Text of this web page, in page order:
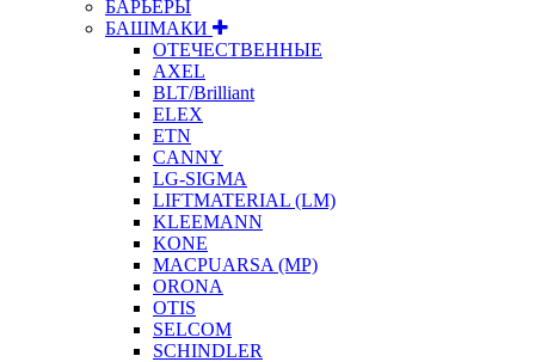
БАРЬЕРЫ
БАШМАКИ
ОТЕЧЕСТВЕННЫЕ
AXEL
BLT/Brilliant
ELEX
ETN
CANNY
LG-SIGMA
LIFTMATERIAL (LM)
KLEEMANN
KONE
MACPUARSA (MP)
ORONA
OTIS
SELCOM
SCHINDLER